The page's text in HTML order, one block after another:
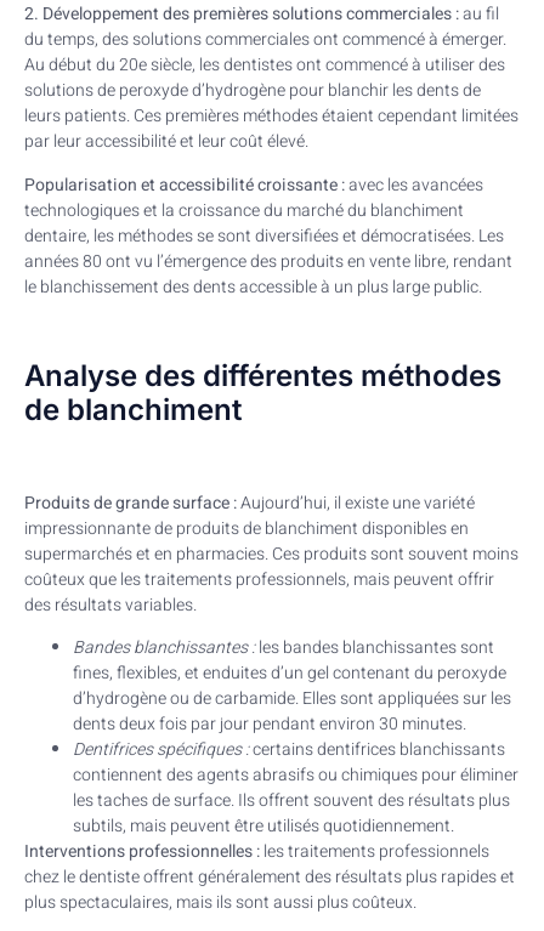
2. Développement des premières solutions commerciales :au fil
du temps, des solutions commerciales ont commencé à émerger.
Au début du 20e siècle, les dentistes ont commencé à utiliser des
solutions de peroxyde d’hydrogène pour blanchir les dents de
leurs patients. Ces premières méthodes étaient cependant limitées
par leur accessibilité et leur coût élevé.
Popularisation et accessibilité croissante :avec les avancées
technologiques et la croissance du marché du blanchiment
dentaire, les méthodes se sont diversifiées et démocratisées. Les
années 80 ont vu l’émergence des produits en vente libre, rendant
le blanchissement des dents accessible à un plus large public.
Analyse des différentes méthodes
de blanchiment
Produits de grande surface :Aujourd’hui, il existe une variété
impressionnante de produits de blanchiment disponibles en
supermarchés et en pharmacies. Ces produits sont souvent moins
coûteux que les traitements professionnels, mais peuvent offrir
des résultats variables.
Bandes blanchissantes :les bandes blanchissantes sont
fines, flexibles, et enduites d’un gel contenant du peroxyde
d’hydrogène ou de carbamide. Elles sont appliquées sur les
dents deux fois par jour pendant environ 30 minutes.
Dentifrices spécifiques :certains dentifrices blanchissants
contiennent des agents abrasifs ou chimiques pour éliminer
les taches de surface. Ils offrent souvent des résultats plus
subtils, mais peuvent être utilisés quotidiennement.
Interventions professionnelles :les traitements professionnels
chez le dentiste offrent généralement des résultats plus rapides et
plus spectaculaires, mais ils sont aussi plus coûteux.